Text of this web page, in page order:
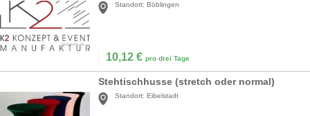
Standort: Böblingen
10,12 € pro drei Tage
Stehtischhusse (stretch oder normal)
Standort: Eibelstadt